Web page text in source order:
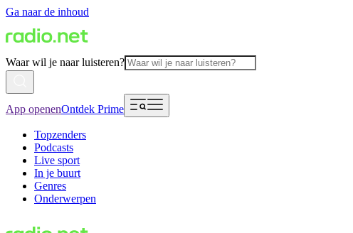
Ga naar de inhoud
Waar wil je naar luisteren?
App openenOntdek Prime
Topzenders
Podcasts
Live sport
In je buurt
Genres
Onderwerpen